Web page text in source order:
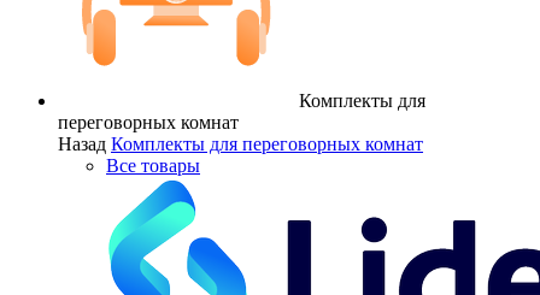
Комплекты для
переговорных комнат
Назад Комплекты для переговорных комнат
Все товары